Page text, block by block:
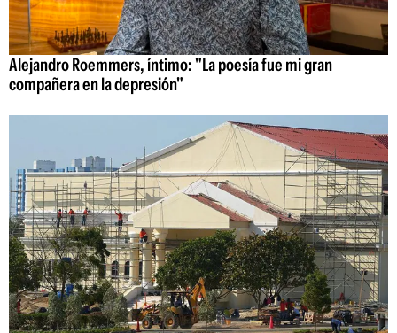
Alejandro Roemmers, íntimo: "La poesía fue mi gran
compañera en la depresión"